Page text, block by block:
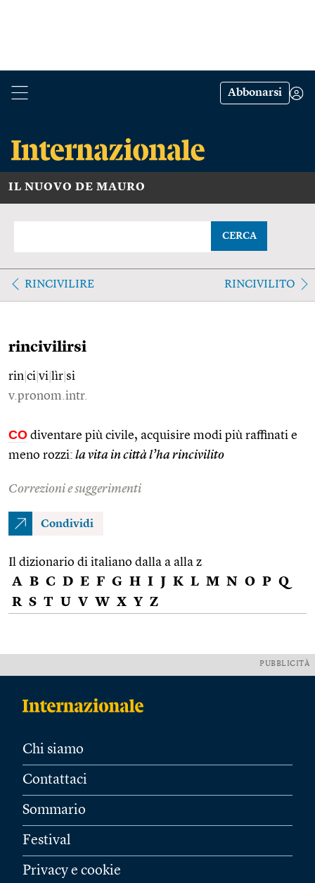
Abbonarsi
IL NUOVO DE MAURO
CERCA
RINCIVILIRE RINCIVILITO
rincivilirsi
rin ci vi lìr si
v.pronom.intr.
CO diventare più civile, acquisire modi più raffinati e
meno rozzi: la vita in città l’ha rincivilito
Correzioni e suggerimenti
Condividi
Il dizionario di italiano dalla a alla z
A B C D E F G H I J K L M N O P Q
R S T U V W X Y Z
PUBBLICITÀ
Chi siamo
Contattaci
Sommario
Festival
Privacy e cookie